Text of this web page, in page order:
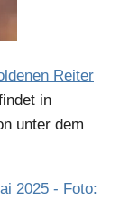
Reiter
in
unter dem